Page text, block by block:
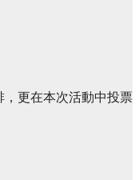
更在本次活動中投票